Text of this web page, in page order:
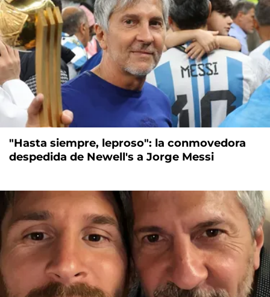
"Hasta siempre, leproso": la conmovedora
despedida de Newell's a Jorge Messi